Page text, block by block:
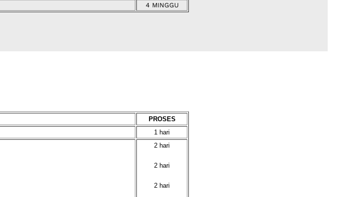
4 MINGGU
PROSES
1 hari
2 hari
2 hari
2 hari